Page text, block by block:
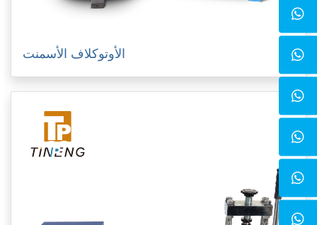
الأوتوكلاف الأسمنت